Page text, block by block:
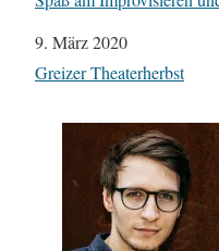
Datum
9. März 2020
In Bezug auf
Greizer Theaterherbst